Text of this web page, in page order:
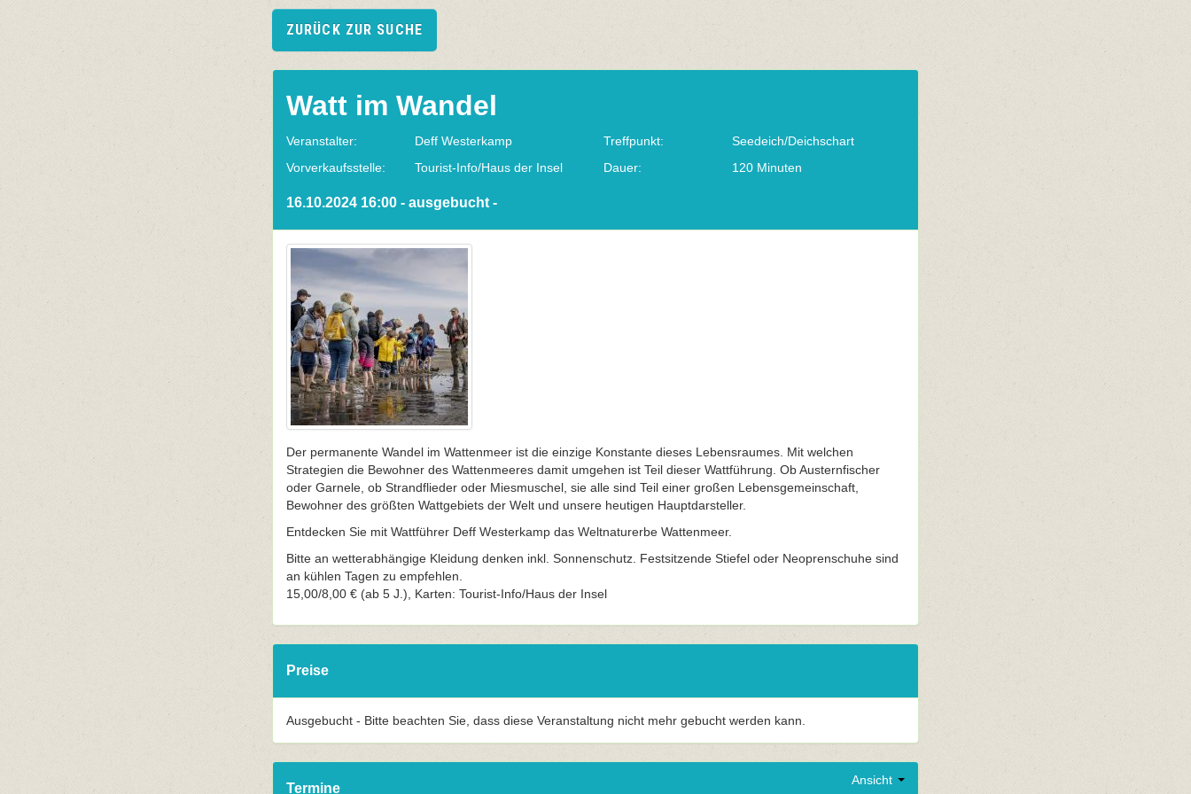
ZURÜCK ZUR SUCHE
Watt im Wandel
Veranstalter: Deff Westerkamp Treffpunkt:
Seedeich/Deichschart
Vorverkaufsstelle:
Tourist-Info/Haus der Insel Dauer: 120 Minuten
16.10.2024 16:00 - ausgebucht -
Der permanente Wandel im Wattenmeer ist die einzige Konstante dieses Lebensraumes. Mit welchen
Strategien die Bewohner des Wattenmeeres damit umgehen ist Teil dieser Wattführung. Ob Austernfischer
oder Garnele, ob Strandflieder oder Miesmuschel, sie alle sind Teil einer großen Lebensgemeinschaft,
Bewohner des größten Wattgebiets der Welt und unsere heutigen Hauptdarsteller.
Entdecken Sie mit Wattführer Deff Westerkamp das Weltnaturerbe Wattenmeer.
Bitte an wetterabhängige Kleidung denken inkl. Sonnenschutz. Festsitzende Stiefel oder Neoprenschuhe sind
an kühlen Tagen zu empfehlen.
15,00/8,00 € (ab 5 J.), Karten: Tourist-Info/Haus der Insel
Preise
Ausgebucht - Bitte beachten Sie, dass diese Veranstaltung nicht mehr gebucht werden kann.
Ansicht
Termine